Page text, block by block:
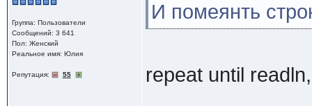
Группа: Пользователи
Сообщений: 3 641
Пол: Женский
Реальное имя: Юлия
Репутация: 55
И помеянть
repeat until